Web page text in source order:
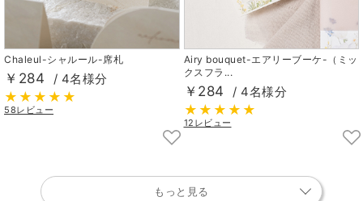
Chaleul-シャルール-席札
￥284 / 4名様分
58レビュー
Airy bouquet-エアリーブーケ-（ミッ
クスフラ...
￥284 / 4名様分
12レビュー
もっと見る